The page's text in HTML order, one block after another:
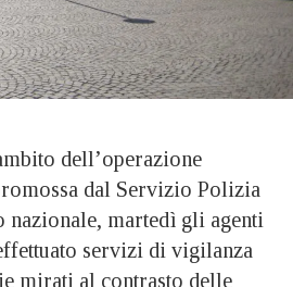
dell’operazione
dal Servizio Polizia
martedì gli agenti
servizi di vigilanza
mirati al contrasto delle